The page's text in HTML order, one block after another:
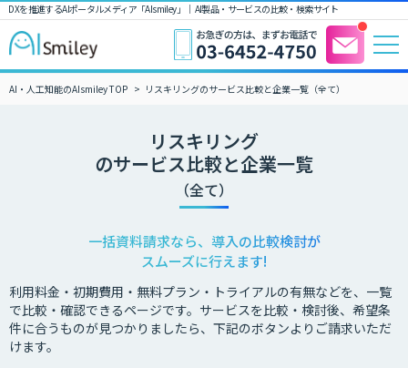
DXを推進するAIポータルメディア「AIsmiley」｜ AI製品・サービスの比較・検索サイト
AI・人工知能のAIsmiley TOP リスキリングのサービス比較と企業一覧（全て）
リスキリング
のサービス比較と企業一覧
（全て）
一括資料請求なら、導入の比較検討が
スムーズに行えます!
利用料金・初期費用・無料プラン・トライアルの有無などを、一覧
で比較・確認できるページです。サービスを比較・検討後、希望条
件に合うものが見つかりましたら、下記のボタンよりご請求いただ
けます。